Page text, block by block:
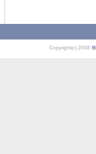
Copyright(c) 2008